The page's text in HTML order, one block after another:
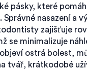
pásky, které
. Správné nasazení a
zajišťuje
se minimalizuje
ostrá bolest,
tvář, krátkodobé